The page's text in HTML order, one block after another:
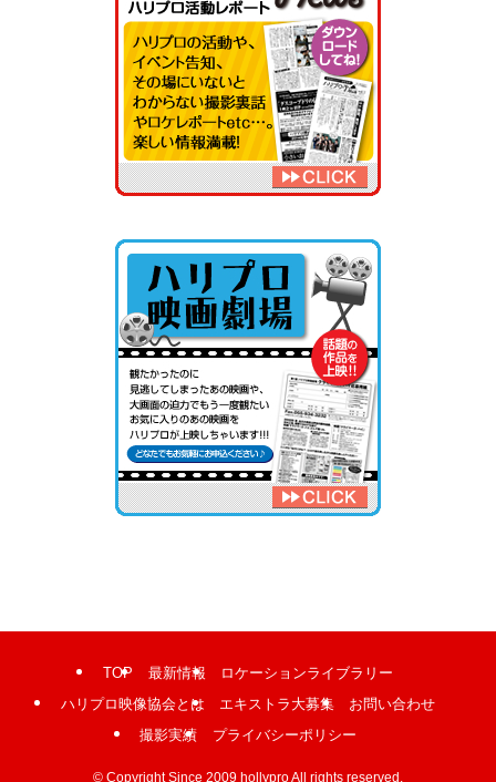
TOP 最新情報
ロケーションライブラリー
ハリプロ映像協会とは
エキストラ大募集
お問い合わせ
撮影実績
プライバシーポリシー
© Copyright Since 2009 hollypro All rights reserved.